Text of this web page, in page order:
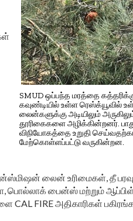
SMUD ஒப்பந்த மரத்தை
கவுண்டியில் உள்ள ரெஸ்க்யூவில்
லைன்களுக்கு அடியிலும்
தூரிகைகளை அழிக்கின்றனர்.
விநியோகத்தை உறுதி
மேற்கொள்ளப்பட்டு வருகின்றன.
லைன் உரிமைகள், தீ
பொல்லாக் பைன்ஸ் மற்றும்
CAL FIRE அதிகாரிகள்